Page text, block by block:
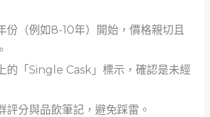
份（例如8-10年）開始，價格親切且
的「Single Cask」標示，確認是未經
評分與品飲筆記，避免踩雷。